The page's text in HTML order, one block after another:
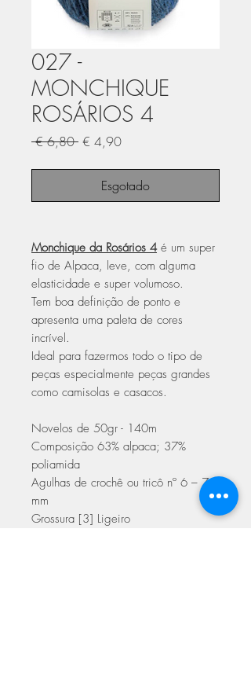
027 -
MONCHIQUE
ROSÁRIOS 4
€ 6,80 Preço
€ 4,90Preço
Esgotado
Monchique da Rosários 4é um super
fio de Alpaca, leve, com alguma
elasticidade e super volumoso.
Tem boa definição de ponto e
apresenta uma paleta de cores
incrível.
Ideal para fazermos todo o tipo de
peças especialmente peças grandes
como camisolas e casacos.
Novelos de 50gr - 140m
Composição 63% alpaca; 37%
poliamida
Agulhas de crochê ou tricô nº 6 – 7
mm
Grossura [3] Ligeiro